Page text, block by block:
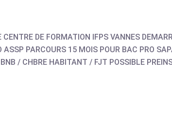
DE FORMATION IFPS VANNES
PARCOURS 15 MOIS POUR BAC PRO
/ CHBRE HABITANT / FJT POSSIBLE